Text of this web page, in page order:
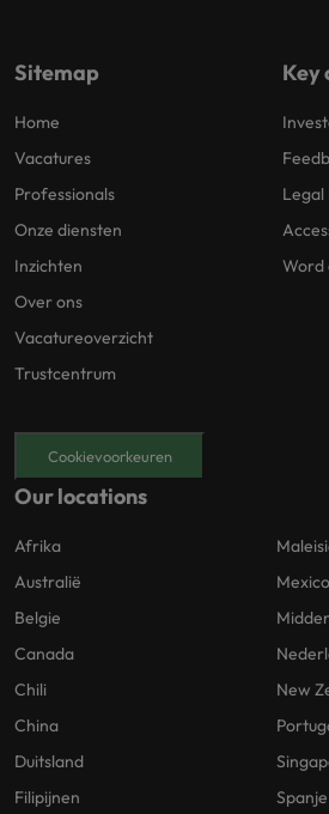
Sitemap
Home
Vacatures
Professionals
Onze diensten
Inzichten
Over ons
Vacatureoverzicht
Trustcentrum
Key
Legal
Word
Cookievoorkeuren
Our locations
Afrika
Australië
Belgie
Canada
Chili
China
Duitsland
Filipijnen
Mexico
New
Spanje